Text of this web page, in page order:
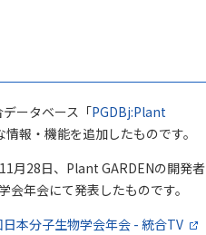
ータベース 「PGDBj:Plant
報・機能を追加したものです。
月28日、Plant GARDENの開発者
年会にて発表したものです。
本分子生物学会年会 - 統合TV